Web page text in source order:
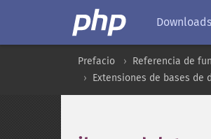
Downloads
Prefacio Referencia de
Extensiones de bases de